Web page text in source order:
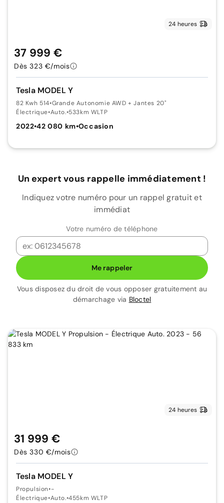
24 heures
Tesla MODEL Y
82 Kwh 514•Grande Autonomie AWD + Jantes 20"
Électrique•Auto.•533km WLTP
2022•42 080 km•Occasion
37 999 €
Dès 323 €/mois
Un expert vous rappelle immédiatement !
Indiquez votre numéro pour un rappel gratuit et
immédiat
Votre numéro de téléphone
Me rappeler
Vous disposez du droit de vous opposer gratuitement au
démarchage via Bloctel
24 heures
Tesla MODEL Y
Propulsion•-
Électrique•Auto.•455km WLTP
31 999 €
Dès 330 €/mois